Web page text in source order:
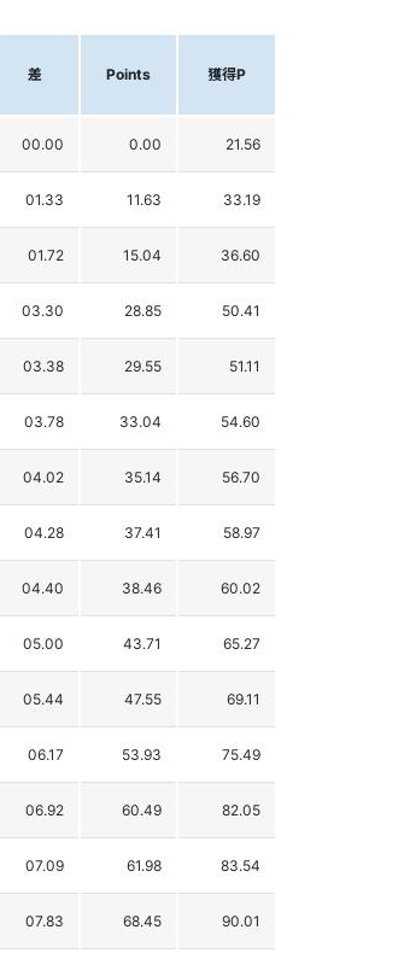
差 Points 獲得P
00.00 0.00 21.56
01.33 11.63 33.19
01.72 15.04 36.60
03.30 28.85 50.41
03.38 29.55 51.11
03.78 33.04 54.60
04.02 35.14 56.70
04.28 37.41 58.97
04.40 38.46 60.02
05.00 43.71 65.27
05.44 47.55 69.11
06.17 53.93 75.49
06.92 60.49 82.05
07.09 61.98 83.54
07.83 68.45 90.01